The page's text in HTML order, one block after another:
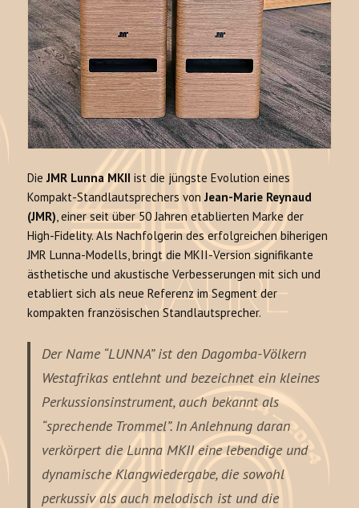
DieJMR Lunna MKII ist die jüngste Evolution eines
Kompakt-Standlautsprechers vonJean-Marie Reynaud
(JMR) , einer seit über 50 Jahren etablierten Marke der
High-Fidelity. Als Nachfolgerin des erfolgreichen biherigen
JMR Lunna-Modells, bringt die MKII-Version signifikante
ästhetische und akustische Verbesserungen mit sich und
etabliert sich als neue Referenz im Segment der
kompakten französischen Standlautsprecher.
Der Name “LUNNA”ist den Dagomba-Völkern
Westafrikas entlehnt und bezeichnet ein kleines
Perkussionsinstrument, auch bekannt als
“sprechende Trommel”. In Anlehnung daran
verkörpert die Lunna MKII eine lebendige und
dynamische Klangwiedergabe, die sowohl
perkussiv als auch melodisch ist und die